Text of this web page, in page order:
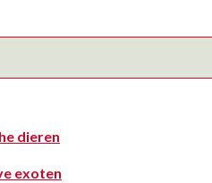
dieren
exoten